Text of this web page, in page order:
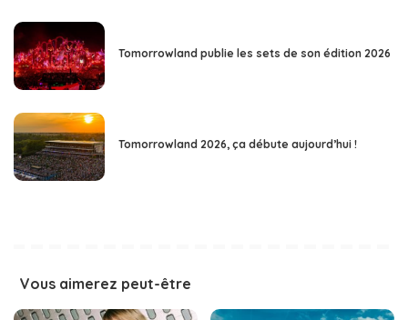
Tomorrowland publie les sets de son édition 2026
Tomorrowland 2026, ça débute aujourd’hui !
Vous aimerez peut-être